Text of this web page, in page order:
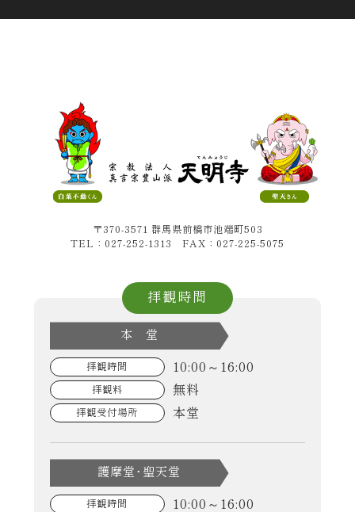
〒370-3571 群馬県前橋市池端町503
TEL：027-252-1313 FAX：027-225-5075
拝観時間
本 堂
拝観時間 10:00～16:00
拝観料 無料
拝観受付場所 本堂
護摩堂･聖天堂
拝観時間 10:00～16:00